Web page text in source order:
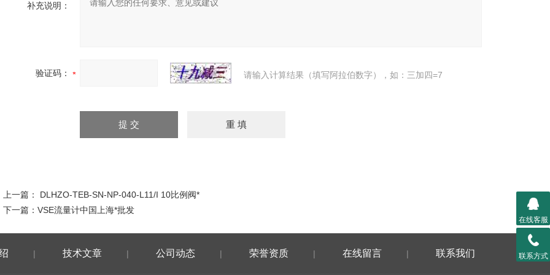
补充说明：
验证码： 请输入计算结果（填写阿拉伯数字），如：三加四=7
上一篇： DLHZO-TEB-SN-NP-040-L11/I 10比例阀*
下一篇： VSE流量计中国上海*批发
| 技术文章 | 公司动态 | 荣誉资质 | 在线留言 | 联系我们
在线客服
联系方式